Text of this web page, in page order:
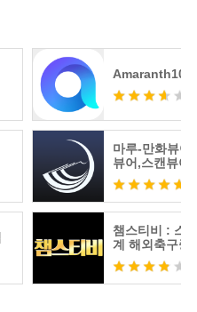
Amaranth10
마루-만화뷰어
뷰어,스캔뷰어
어
챔스티비 : 스
계 해외축구중
츠분석